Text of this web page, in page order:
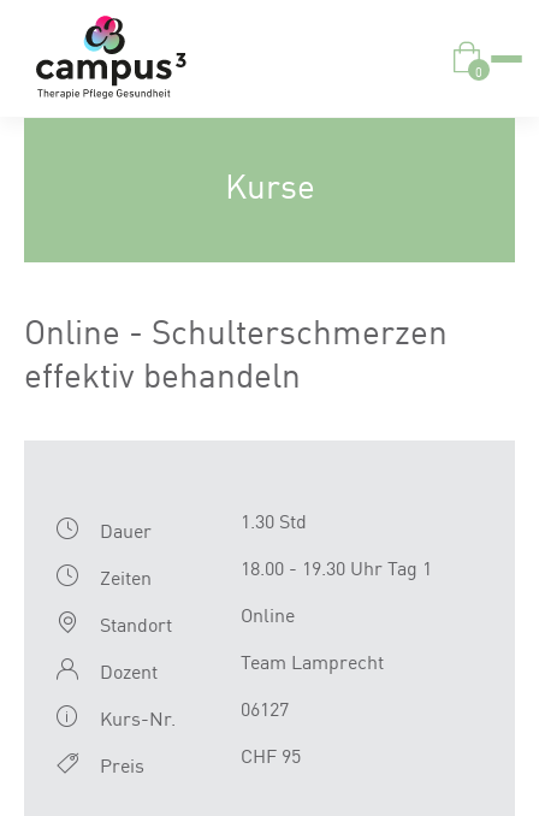
0
Kurse
Online - Schulterschmerzen
effektiv behandeln
Dauer
1.30 Std
Zeiten
18.00 - 19.30 Uhr Tag 1
Standort
Online
Dozent
Team Lamprecht
Kurs-Nr.
06127
Preis
CHF 95